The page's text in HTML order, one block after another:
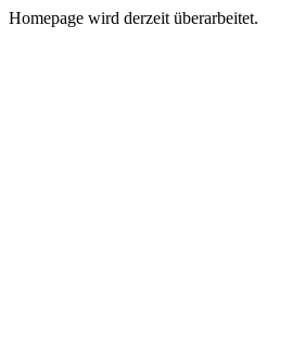
Homepage wird derzeit überarbeitet.